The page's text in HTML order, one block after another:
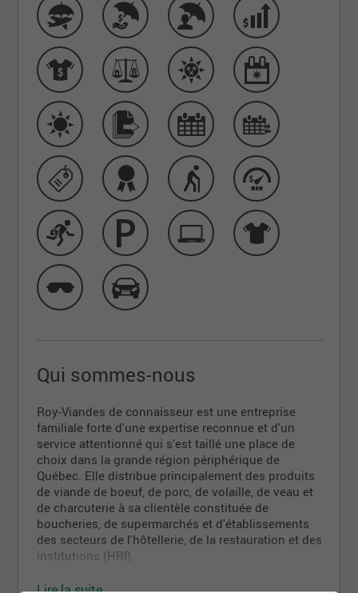
Qui sommes-nous
Roy-Viandes de connaisseur est une entreprise
familiale forte d'une expertise reconnue et d'un
service attentionné qui s'est taillé une place de
choix dans la grande région périphérique de
Québec. Elle distribue principalement des produits
de viande de boeuf, de porc, de volaille, de veau et
de charcuterie à sa clientèle constituée de
boucheries, de supermarchés et d'établissements
des secteurs de l'hôtellerie, de la restauration et des
institutions (HRI).